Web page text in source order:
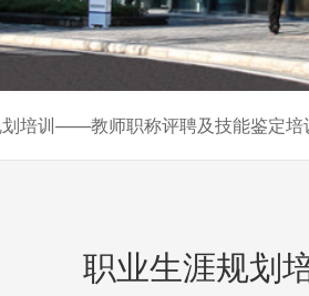
培训——教师职称评聘及技能鉴定培
职业生涯规划